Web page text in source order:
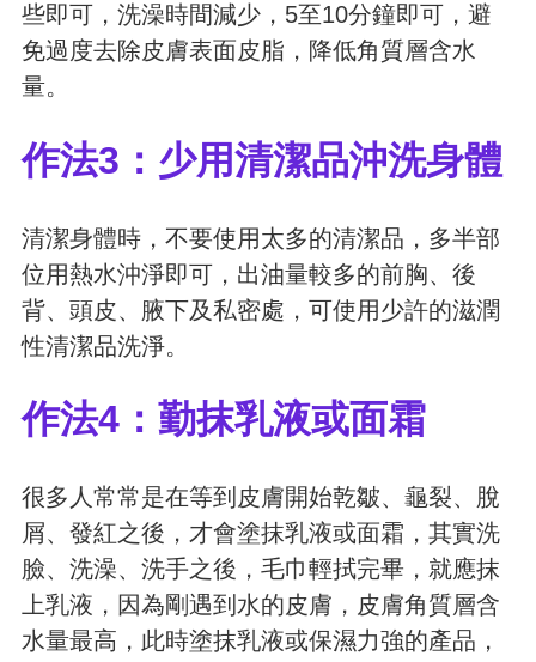
些即可，洗澡時間減少，5至10分鐘即可，避
免過度去除皮膚表面皮脂，降低角質層含水
量。
作法3：少用清潔品沖洗身體
清潔身體時，不要使用太多的清潔品，多半部
位用熱水沖淨即可，出油量較多的前胸、後
背、頭皮、腋下及私密處，可使用少許的滋潤
性清潔品洗淨。
作法4：勤抹乳液或面霜
很多人常常是在等到皮膚開始乾皺、龜裂、脫
屑、發紅之後，才會塗抹乳液或面霜，其實洗
臉、洗澡、洗手之後，毛巾輕拭完畢，就應抹
上乳液，因為剛遇到水的皮膚，皮膚角質層含
水量最高，此時塗抹乳液或保濕力強的產品，